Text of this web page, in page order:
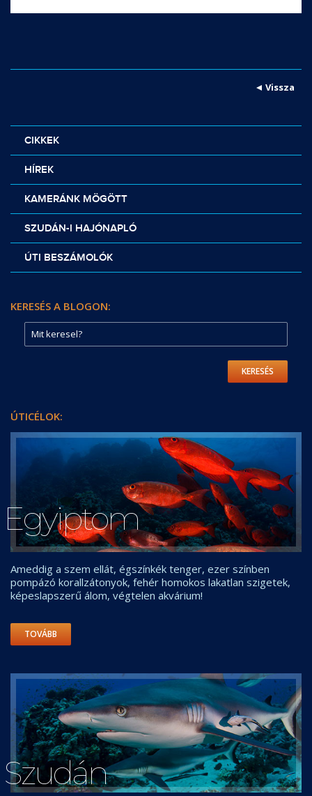
Vissza
CIKKEK
HÍREK
KAMERÁNK MÖGÖTT
SZUDÁN-I HAJÓNAPLÓ
ÚTI BESZÁMOLÓK
KERESÉS A BLOGON:
KERESÉS
ÚTICÉLOK:
Egyiptom
Ameddig a szem ellát, égszínkék tenger, ezer színben
pompázó korallzátonyok, fehér homokos lakatlan szigetek,
képeslapszerű álom, végtelen akvárium!
TOVÁBB
Szudán